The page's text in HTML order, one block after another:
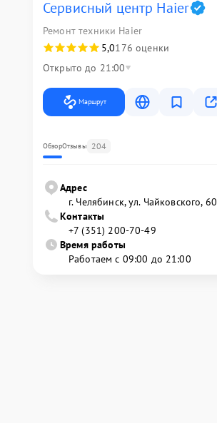
Сервисный центр Haier
Ремонт техники Haier
5,0176 оценки
Открыто до 21:00
Маршрут
ОбзорОтзывы 204
Адрес
г. Челябинск, ул. Чайковского, 60
Контакты
+7 (351) 200-70-49
Время работы
Работаем с 09:00 до 21:00